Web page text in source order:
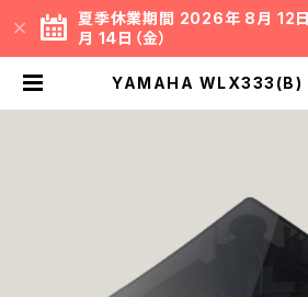
夏季休業期間 2026年 8月 12
月 14日（金）
YAMAHA WLX333(B)